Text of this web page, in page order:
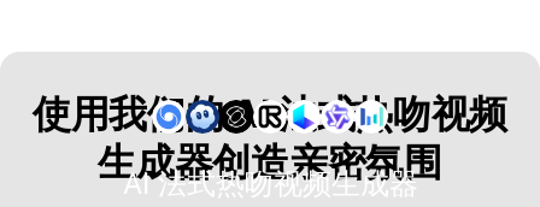
AI 法式热吻视频生成器
使用我们的 AI 法式热吻视频
生成器创造亲密氛围